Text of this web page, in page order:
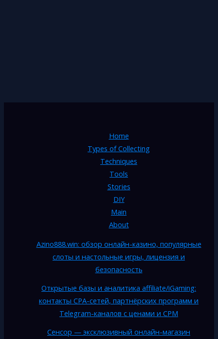
Home
Types of Collecting
Techniques
Tools
Stories
DIY
Main
About
Azino888.win: обзор онлайн-казино, популярные
слоты и настольные игры, лицензия и
безопасность
Открытые базы и аналитика affiliate/iGaming:
контакты CPA-сетей, партнёрских программ и
Telegram-каналов с ценами и CPM
Сенсор — эксклюзивный онлайн-магазин